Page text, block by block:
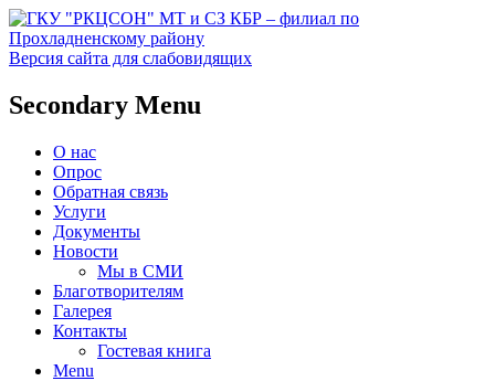
ГКУ "РКЦСОН" МТ и СЗ
КБР – филиал по
Прохладненскому району
Прохладненском районе
Версия сайта для слабовидящих
Secondary Menu
О нас
Опрос
Обратная связь
Услуги
Документы
Новости
Мы в СМИ
Благотворителям
Галерея
Контакты
Гостевая книга
Menu